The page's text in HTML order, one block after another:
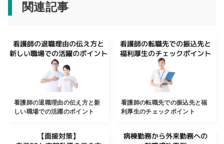
関連記事
看護師の退職理由の伝え方と新
しい職場での活躍のポイント
看護師の転職先での振込先と福
利厚生のチェックポイント